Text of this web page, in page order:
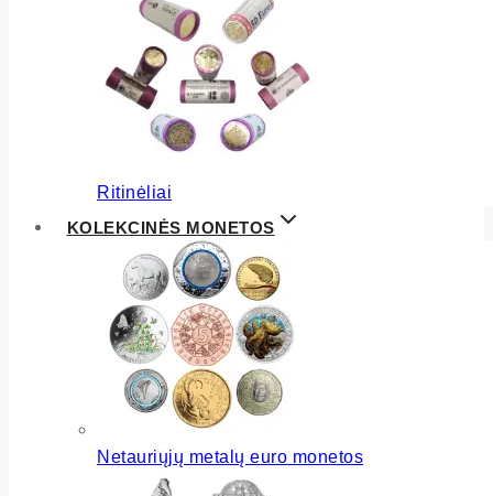
Ritinėliai
KOLEKCINĖS MONETOS
Netauriųjų metalų euro monetos